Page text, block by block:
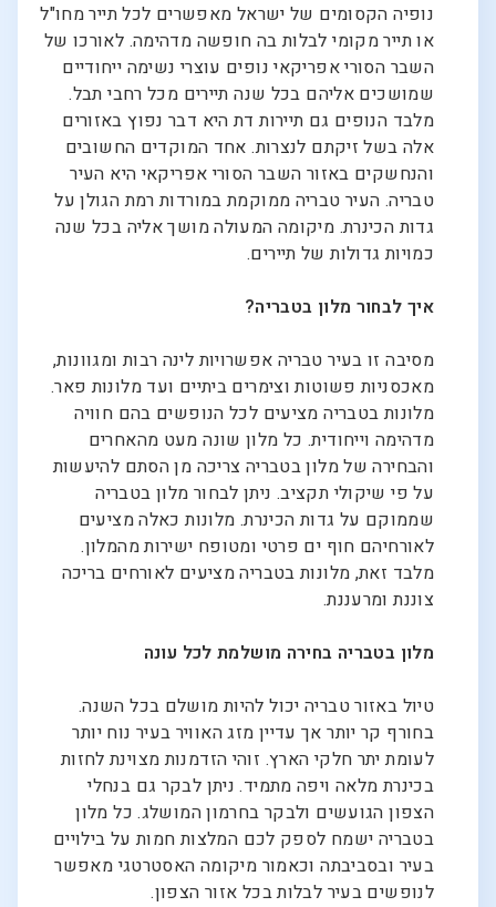
נופיה הקסומים של ישראל מאפשרים לכל תייר מחו"ל
או תייר מקומי לבלות בה חופשה מדהימה. לאורכו של
השבר הסורי אפריקאי נופים עוצרי נשימה ייחודיים
שמושכים אליהם בכל שנה תיירים מכל רחבי תבל.
מלבד הנופים גם תיירות דת היא דבר נפוץ באזורים
אלה בשל זיקתם לנצרות. אחד המוקדים החשובים
והנחשקים באזור השבר הסורי אפריקאי היא העיר
טבריה. העיר טבריה ממוקמת במורדות רמת הגולן על
גדות הכינרת. מיקומה המעולה מושך אליה בכל שנה
כמויות גדולות של תיירים.
איך לבחור מלון בטבריה?
מסיבה זו בעיר טבריה אפשרויות לינה רבות ומגוונות,
מאכסניות פשוטות וצימרים ביתיים ועד מלונות פאר.
מלונות בטבריה מציעים לכל הנופשים בהם חוויה
מדהימה וייחודית. כל מלון שונה מעט מהאחרים
והבחירה של מלון בטבריה צריכה מן הסתם להיעשות
על פי שיקולי תקציב. ניתן לבחור מלון בטבריה
שממוקם על גדות הכינרת. מלונות כאלה מציעים
לאורחיהם חוף ים פרטי ומטופח ישירות מהמלון.
מלבד זאת, מלונות בטבריה מציעים לאורחים בריכה
צוננת ומרעננת.
מלון בטבריה בחירה מושלמת לכל עונה
טיול באזור טבריה יכול להיות מושלם בכל השנה.
בחורף קר יותר אך עדיין מזג האוויר בעיר נוח יותר
לעומת יתר חלקי הארץ. זוהי הזדמנות מצוינת לחזות
בכינרת מלאה ויפה מתמיד. ניתן לבקר גם בנחלי
הצפון הגועשים ולבקר בחרמון המושלג. כל מלון
בטבריה ישמח לספק לכם המלצות חמות על בילויים
בעיר ובסביבתה וכאמור מיקומה האסטרטגי מאפשר
לנופשים בעיר לבלות בכל אזור הצפון.